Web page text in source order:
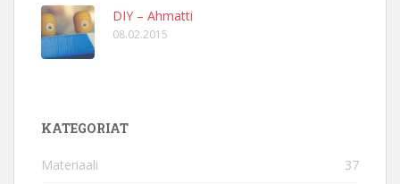
DIY – Ahmatti
08.02.2015
KATEGORIAT
Materiaali 37